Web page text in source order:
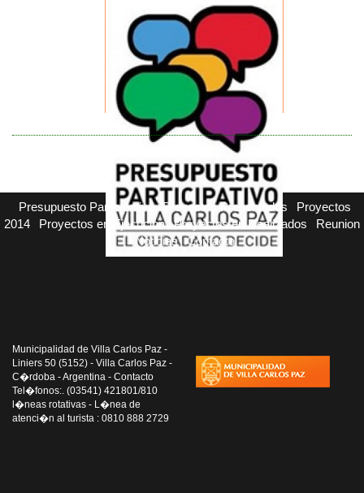
Presupuesto Participativo Proyectos Presentados
Proyectos
2014
Proyectos en Ejecucion Proyectos en Realizados
Reunion
Noticias
Contacto
Municipalidad de Villa Carlos Paz -
Liniers 50 (5152) - Villa Carlos Paz -
C�rdoba - Argentina - Contacto
Tel�fonos:. (03541) 421801/810
l�neas rotativas - L�nea de
atenci�n al turista : 0810 888 2729